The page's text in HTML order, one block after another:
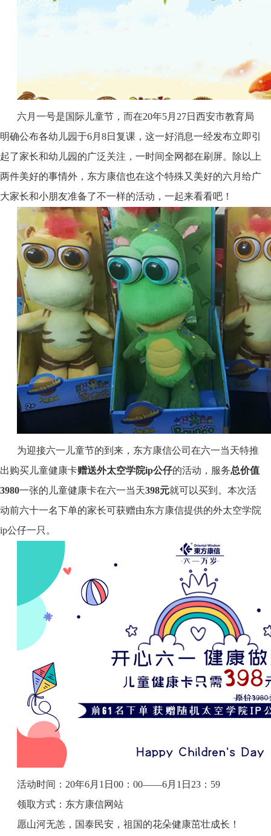
六月一号是国际儿童节，而在20年5月27日西安市教育局
明确公布各幼儿园于6月8日复课，这一好消息一经发布立即引
起了家长和幼儿园的广泛关注，一时间全网都在刷屏。除以上
两件美好的事情外，东方康信也在这个特殊又美好的六月给广
大家长和小朋友准备了不一样的活动，一起来看看吧！
为迎接六一儿童节的到来，东方康信公司在六一当天特推
出购买儿童健康卡赠送外太空学院ip公仔的活动，服务总价值
3980一张的儿童健康卡在六一当天398元就可以买到。本次活
动前六十一名下单的家长可获赠由东方康信提供的外太空学院
ip公仔一只。
活动时间：20年6月1日00：00——6月1日23：59
领取方式：东方康信网站
愿山河无恙，国泰民安，祖国的花朵健康茁壮成长！